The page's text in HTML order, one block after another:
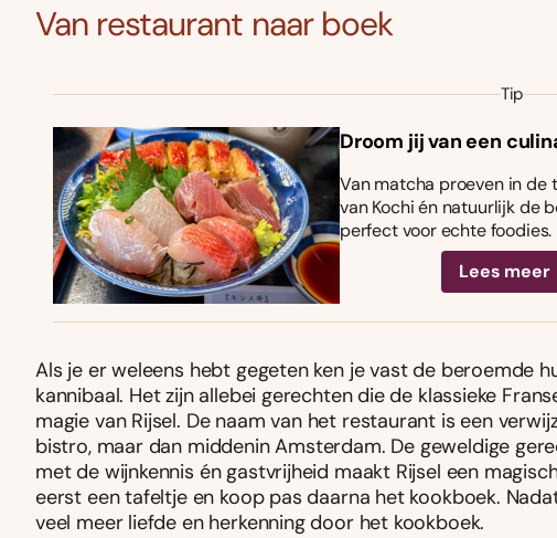
Van restaurant naar boek
Tip
Droom jij van een
Van matcha proeven in de
van Kochi én natuurlijk de
perfect voor echte foodies.
Lees meer
Als je er weleens hebt gegeten ken je vast de beroemde
kannibaal. Het zijn allebei gerechten die de klassieke
magie van Rijsel. De naam van het restaurant is een
bistro, maar dan middenin Amsterdam. De geweldige
met de wijnkennis én gastvrijheid maakt Rijsel een
eerst een tafeltje en koop pas daarna het kookboek.
veel meer liefde en herkenning door het kookboek.